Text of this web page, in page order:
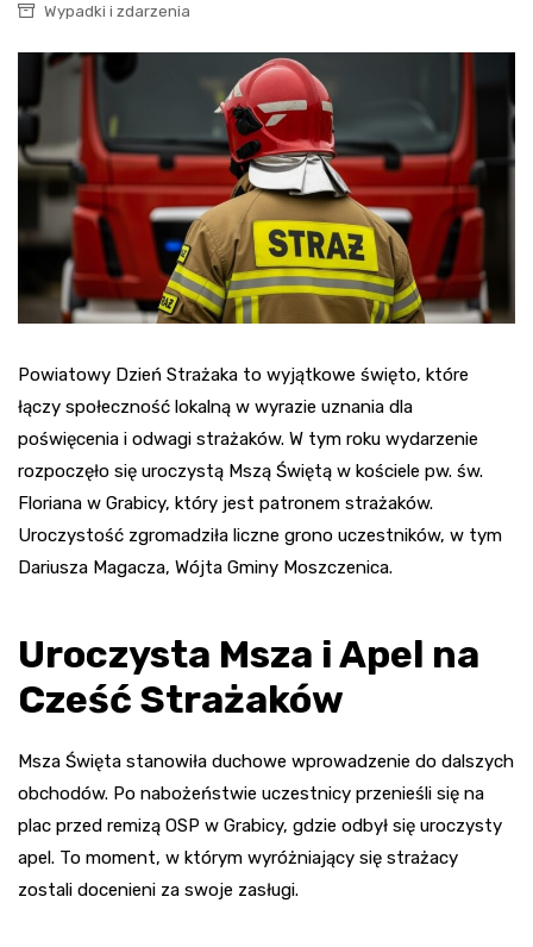
Wypadki i zdarzenia
Powiatowy Dzień Strażaka to wyjątkowe święto, które
łączy społeczność lokalną w wyrazie uznania dla
poświęcenia i odwagi strażaków. W tym roku wydarzenie
rozpoczęło się uroczystą Mszą Świętą w kościele pw. św.
Floriana w Grabicy, który jest patronem strażaków.
Uroczystość zgromadziła liczne grono uczestników, w tym
Dariusza Magacza, Wójta Gminy Moszczenica.
Uroczysta Msza i Apel na
Cześć Strażaków
Msza Święta stanowiła duchowe wprowadzenie do dalszych
obchodów. Po nabożeństwie uczestnicy przenieśli się na
plac przed remizą OSP w Grabicy, gdzie odbył się uroczysty
apel. To moment, w którym wyróżniający się strażacy
zostali docenieni za swoje zasługi.